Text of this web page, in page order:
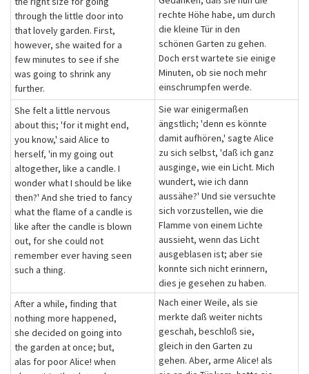
through the little door into
that lovely garden. First,
however, she waited for a
few minutes to see if she
was going to shrink any
further.
rechte Höhe habe, um durch
die kleine Tür in den
schönen Garten zu gehen.
Doch erst wartete sie einige
Minuten, ob sie noch mehr
einschrumpfen werde.
She felt a little nervous
about this; 'for it might end,
you know,' said Alice to
herself, 'in my going out
altogether, like a candle. I
wonder what I should be like
then?' And she tried to fancy
what the flame of a candle is
like after the candle is blown
out, for she could not
remember ever having seen
such a thing.
Sie war einigermaßen
ängstlich; 'denn es könnte
damit aufhören,' sagte Alice
zu sich selbst, 'daß ich ganz
ausginge, wie ein Licht. Mich
wundert, wie ich dann
aussähe?' Und sie versuchte
sich vorzustellen, wie die
Flamme von einem Lichte
aussieht, wenn das Licht
ausgeblasen ist; aber sie
konnte sich nicht erinnern,
dies je gesehen zu haben.
After a while, finding that
nothing more happened,
she decided on going into
the garden at once; but,
alas for poor Alice! when
Nach einer Weile, als sie
merkte daß weiter nichts
geschah, beschloß sie,
gleich in den Garten zu
gehen. Aber, arme Alice! als